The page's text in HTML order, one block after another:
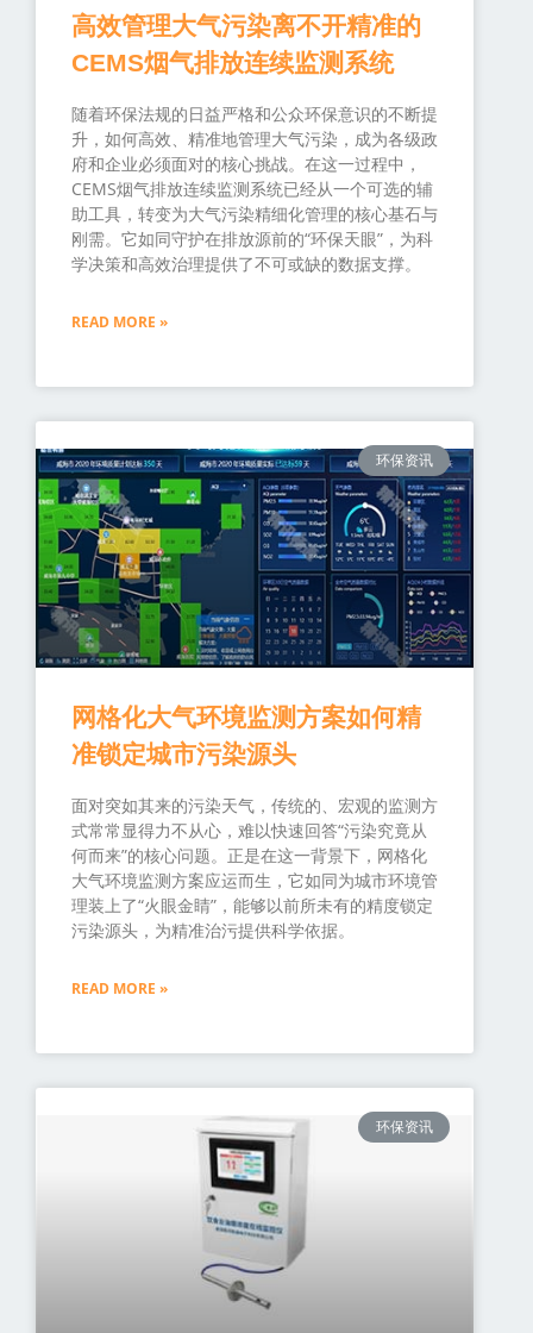
高效管理大气污染离不开精准的
CEMS烟气排放连续监测系统
随着环保法规的日益严格和公众环保意识的不断提
升，如何高效、精准地管理大气污染，成为各级政
府和企业必须面对的核心挑战。在这一过程中，
CEMS烟气排放连续监测系统已经从一个可选的辅
助工具，转变为大气污染精细化管理的核心基石与
刚需。它如同守护在排放源前的“环保天眼”，为科
学决策和高效治理提供了不可或缺的数据支撑。
READ MORE »
环保资讯
网格化大气环境监测方案如何精
准锁定城市污染源头
面对突如其来的污染天气，传统的、宏观的监测方
式常常显得力不从心，难以快速回答“污染究竟从
何而来”的核心问题。正是在这一背景下，网格化
大气环境监测方案应运而生，它如同为城市环境管
理装上了“火眼金睛”，能够以前所未有的精度锁定
污染源头，为精准治污提供科学依据。
READ MORE »
环保资讯